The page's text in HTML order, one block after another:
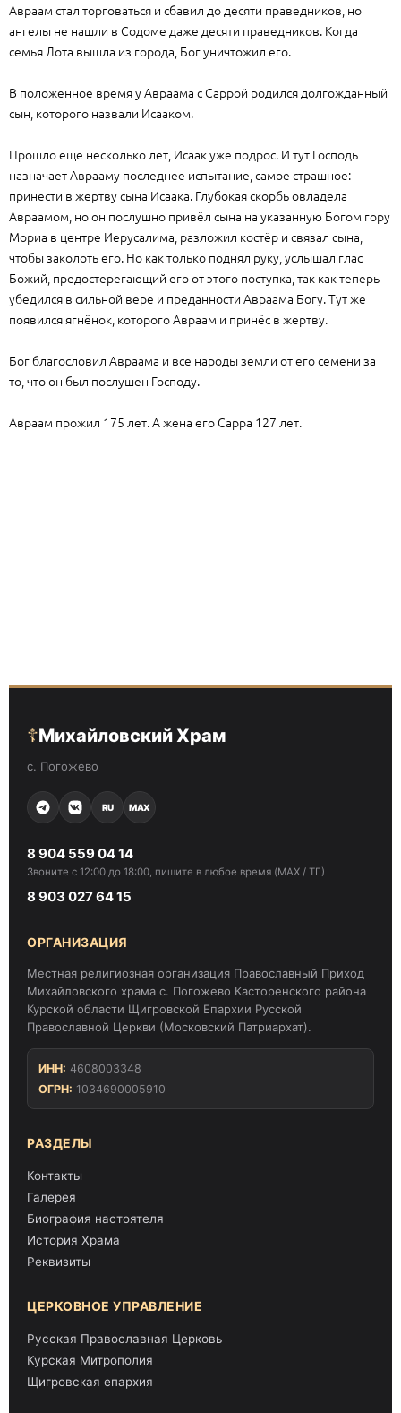
Авраам стал торговаться и сбавил до десяти праведников, но
ангелы не нашли в Содоме даже десяти праведников. Когда
семья Лота вышла из города, Бог уничтожил его.
В положенное время у Авраама с Саррой родился долгожданный
сын, которого назвали Исааком.
Прошло ещё несколько лет, Исаак уже подрос. И тут Господь
назначает Аврааму последнее испытание, самое страшное:
принести в жертву сына Исаака. Глубокая скорбь овладела
Авраамом, но он послушно привёл сына на указанную Богом гору
Мориа в центре Иерусалима, разложил костёр и связал сына,
чтобы заколоть его. Но как только поднял руку, услышал глас
Божий, предостерегающий его от этого поступка, так как теперь
убедился в сильной вере и преданности Авраама Богу. Тут же
появился ягнёнок, которого Авраам и принёс в жертву.
Бог благословил Авраама и все народы земли от его семени за
то, что он был послушен Господу.
Авраам прожил 175 лет. А жена его Сарра 127 лет.
☦Михайловский Храм
с. Погожево
RU MAX
8 904 559 04 14
Звоните с 12:00 до 18:00, пишите в любое время (MAX / ТГ)
8 903 027 64 15
ОРГАНИЗАЦИЯ
Местная религиозная организация Православный Приход
Михайловского храма с. Погожево Касторенского района
Курской области Щигровской Епархии Русской
Православной Церкви (Московский Патриархат).
ИНН: 4608003348
ОГРН: 1034690005910
РАЗДЕЛЫ
Контакты
Галерея
Биография настоятеля
История Храма
Реквизиты
ЦЕРКОВНОЕ УПРАВЛЕНИЕ
Русская Православная Церковь
Курская Митрополия
Щигровская епархия